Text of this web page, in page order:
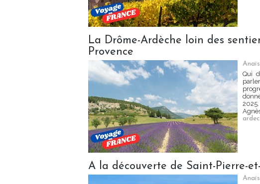
La Drôme-Ardèche loin des
Provence
Qui
A la découverte de Saint-Pierre-